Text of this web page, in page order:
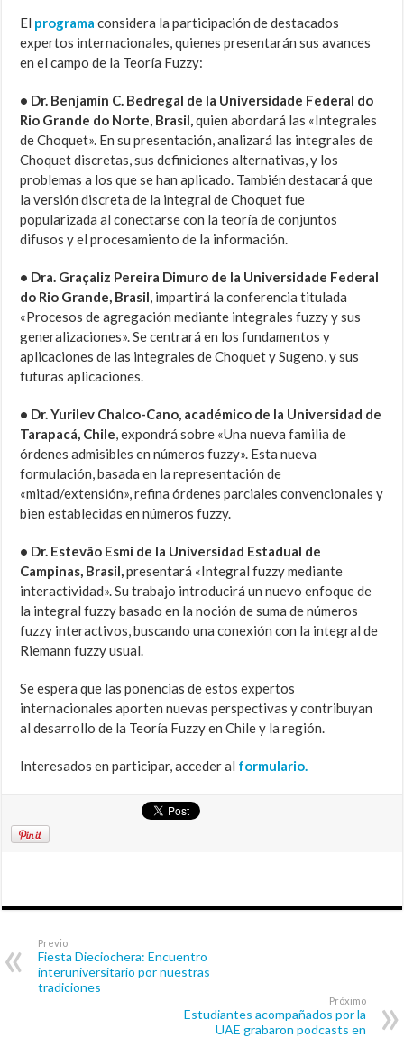
El programa considera la participación de destacados
expertos internacionales, quienes presentarán sus avances
en el campo de la Teoría Fuzzy:
• Dr. Benjamín C. Bedregal de la Universidade Federal do
Rio Grande do Norte, Brasil,quien abordará las «Integrales
de Choquet». En su presentación, analizará las integrales de
Choquet discretas, sus definiciones alternativas, y los
problemas a los que se han aplicado. También destacará que
la versión discreta de la integral de Choquet fue
popularizada al conectarse con la teoría de conjuntos
difusos y el procesamiento de la información.
• Dra. Graçaliz Pereira Dimuro de la Universidade Federal
do Rio Grande, Brasil, impartirá la conferencia titulada
«Procesos de agregación mediante integrales fuzzy y sus
generalizaciones».Se centrará en los fundamentos y
aplicaciones de las integrales de Choquet y Sugeno, y sus
futuras aplicaciones.
• Dr.Yurilev Chalco-Cano, académico de la Universidad de
Tarapacá, Chile, expondrá sobre «Una nueva familia de
órdenes admisibles en números fuzzy». Esta nueva
formulación, basada en la representación de
«mitad/extensión», refina órdenes parciales convencionales y
bien establecidas en números fuzzy.
• Dr. Estevão Esmi de la Universidad Estadual de
Campinas, Brasil,presentará «Integral fuzzy mediante
interactividad».Su trabajo introducirá un nuevo enfoque de
la integral fuzzy basado en la noción de suma de números
fuzzy interactivos, buscando una conexión con la integral de
Riemann fuzzy usual.
Se espera que las ponencias de estos expertos
internacionales aporten nuevas perspectivas y contribuyan
al desarrollo de la Teoría Fuzzy en Chile y la región.
Interesados en participar, acceder al formulario.
Previo
Fiesta Dieciochera: Encuentro
interuniversitario por nuestras
tradiciones
Próximo
Estudiantes acompañados por la
UAE grabaron podcasts en